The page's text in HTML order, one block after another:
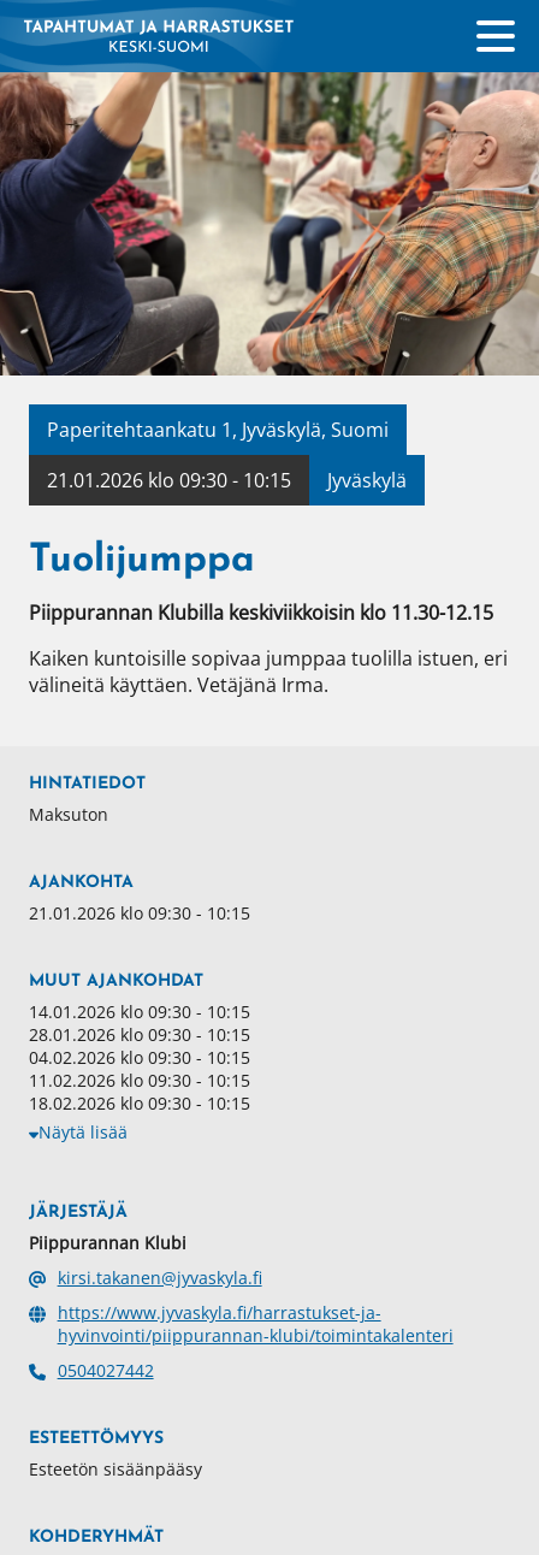
Paperitehtaankatu 1, Jyväskylä, Suomi
21.01.2026 klo 09:30 - 10:15
Jyväskylä
Tuolijumppa
Piippurannan Klubilla keskiviikkoisin klo 11.30-12.15
Kaiken kuntoisille sopivaa jumppaa tuolilla istuen, eri
välineitä käyttäen. Vetäjänä Irma.
HINTATIEDOT
Maksuton
AJANKOHTA
21.01.2026 klo 09:30 - 10:15
MUUT AJANKOHDAT
14.01.2026 klo 09:30 - 10:15
28.01.2026 klo 09:30 - 10:15
04.02.2026 klo 09:30 - 10:15
11.02.2026 klo 09:30 - 10:15
18.02.2026 klo 09:30 - 10:15
Näytä lisää
JÄRJESTÄJÄ
Piippurannan Klubi
kirsi.takanen@jyvaskyla.fi
https://www.jyvaskyla.fi/harrastukset-ja-
hyvinvointi/piippurannan-klubi/toimintakalenteri
0504027442
ESTEETTÖMYYS
Esteetön sisäänpääsy
KOHDERYHMÄT